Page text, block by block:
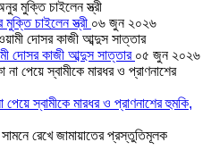
চাইলেন স্ত্রী ০৬ জুন ২০২৬
দোসর কাজী আব্দুস সাত্তার ০৫ জুন ২০২৬
পেয়ে স্বামীকে মারধর ও প্রাণনাশের হুমকি,